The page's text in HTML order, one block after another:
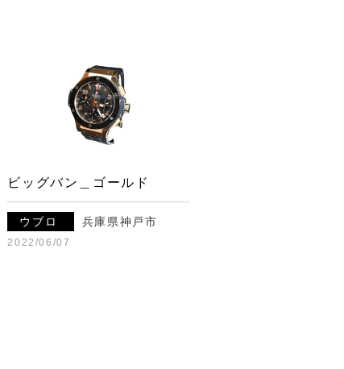
ビッグバン＿ゴールド
ウブロ 兵庫県神戸市
2022/06/07